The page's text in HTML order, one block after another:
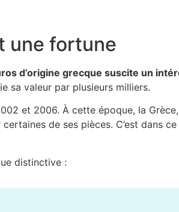
une fortune
d’origine grecque suscite un
sa valeur par plusieurs milliers.
et 2006. À cette époque, la
de ses pièces. C’est dans
distinctive :